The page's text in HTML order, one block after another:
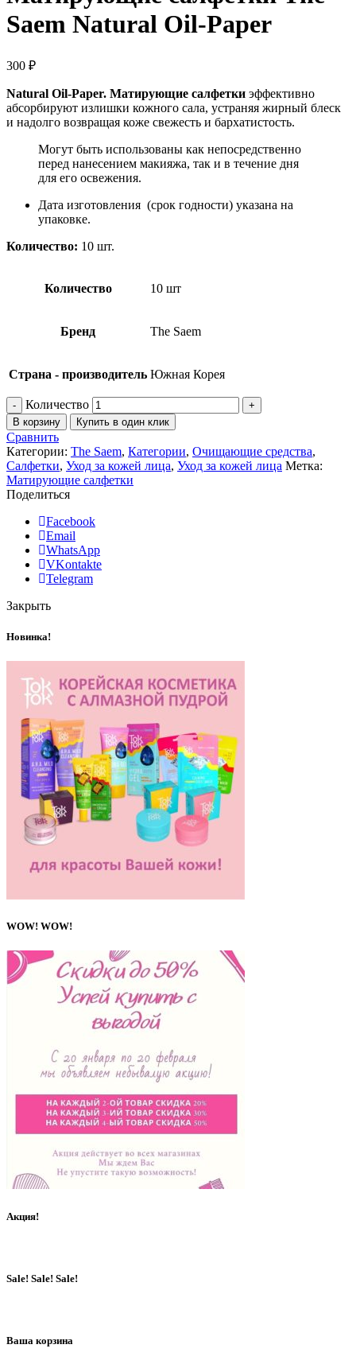
Saem Natural Oil-Paper
300 ₽
Natural Oil-Paper. Матирующие салфетки эффективно
абсорбируют излишки кожного сала, устраняя жирный блеск
и надолго возвращая коже свежесть и бархатистость.
Могут быть использованы как непосредственно
перед нанесением макияжа, так и в течение дня
для его освежения.
Дата изготовления (срок годности) указана на
упаковке.
Количество: 10 шт.
Количество 10 шт
Бренд The Saem
Страна - производитель Южная Корея
Количество
В корзину Купить в один клик
Сравнить
Категории: The Saem, Категории, Очищающие средства,
Салфетки, Уход за кожей лица, Уход за кожей лица Метка:
Матирующие салфетки
Поделиться
Facebook
Email
WhatsApp
VKontakte
Telegram
Закрыть
Новинка!
WOW! WOW!
Акция!
Sale! Sale! Sale!
Ваша корзина